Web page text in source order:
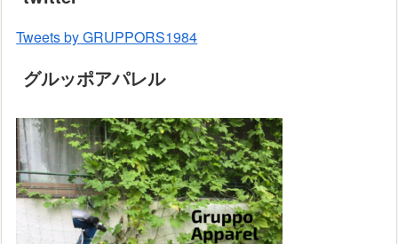
Tweets by GRUPPORS1984
グルッポアパレル